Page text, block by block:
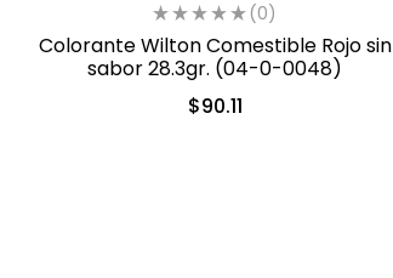
(0)
Colorante Wilton Comestible Rojo sin
sabor 28.3gr. (04-0-0048)
$90.11